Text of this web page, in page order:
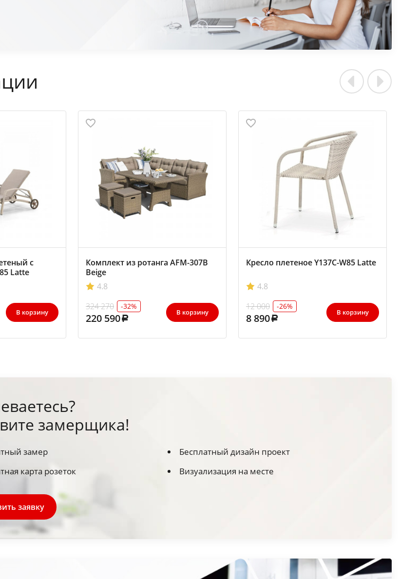
с
Latte
В корзину
Комплект из ротанга AFM-307B
Beige
4.8
324 270
-32%
220 590 В корзину
Кресло плетеное Y137C-W85 Latte
4.8
12 000
-26%
8 890 В корзину
замерщика!
замер
Бесплатный дизайн проект
карта розеток
Визуализация на месте
заявку